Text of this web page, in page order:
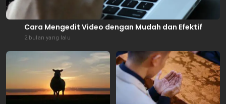
Cara Mengedit Video dengan Mudah dan Efektif
2 bulan yang lalu